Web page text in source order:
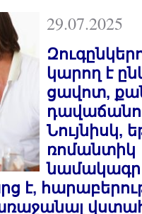
29.07.2025
կարող է
ցավոտ,
Նույնիսկ,
ռոմանտիկ
է,